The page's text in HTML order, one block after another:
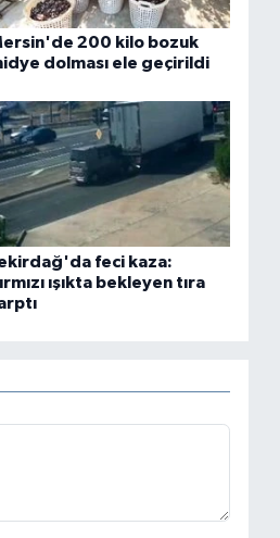
200 kilo bozuk
dolması ele geçirildi
feci kaza:
ışıkta bekleyen tıra